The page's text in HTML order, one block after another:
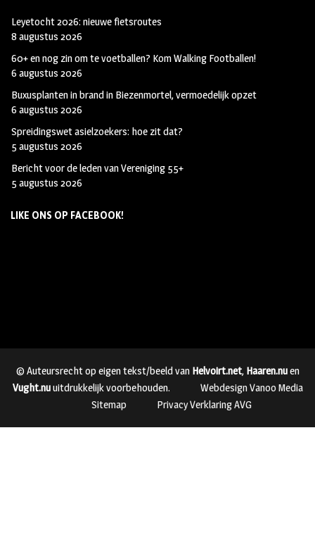
Leyetocht 2026: nieuwe fietsroutes
8 augustus 2026
60+ en nog zin om te voetballen? Kom Walking Footballen!
6 augustus 2026
Buxusplanten in brand in Biezenmortel, vermoedelijk opzet
6 augustus 2026
Spreidingswet asielzoekers: hoe zit dat?
5 augustus 2026
Bericht voor de leden van Vereniging 55+
5 augustus 2026
LIKE ONS OP FACEBOOK!
© Auteursrecht op eigen tekst/beeld van Helvoirt.net, Haaren.nuen
Vught.nuuitdrukkelijk voorbehouden.
Webdesign Vanoo Media
Sitemap
Privacy Verklaring AVG